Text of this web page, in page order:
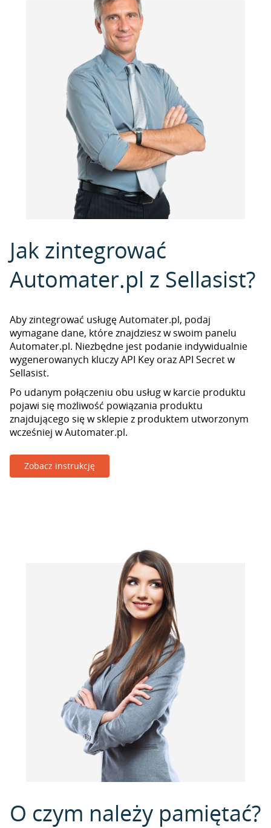
Jak zintegrować
Automater.pl z Sellasist?
Aby zintegrować usługę Automater.pl, podaj
wymagane dane, które znajdziesz w swoim panelu
Automater.pl. Niezbędne jest podanie indywidualnie
wygenerowanych kluczy API Key oraz API Secret w
Sellasist.
Po udanym połączeniu obu usług w karcie produktu
pojawi się możliwość powiązania produktu
znajdującego się w sklepie z produktem utworzonym
wcześniej w Automater.pl.
Zobacz instrukcję
O czym należy pamiętać?